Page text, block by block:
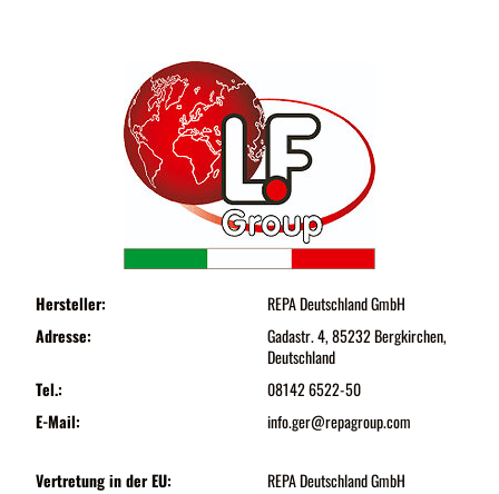
Hersteller:
REPA Deutschland GmbH
Adresse:
Gadastr. 4, 85232 Bergkirchen,
Deutschland
Tel.:
08142 6522-50
E-Mail:
info.ger@repagroup.com
Vertretung in der EU:
REPA Deutschland GmbH